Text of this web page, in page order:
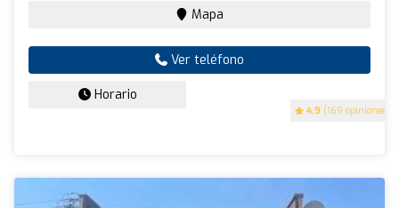
4.9 (169 opiniones)
Mapa
Ver teléfono
Horario